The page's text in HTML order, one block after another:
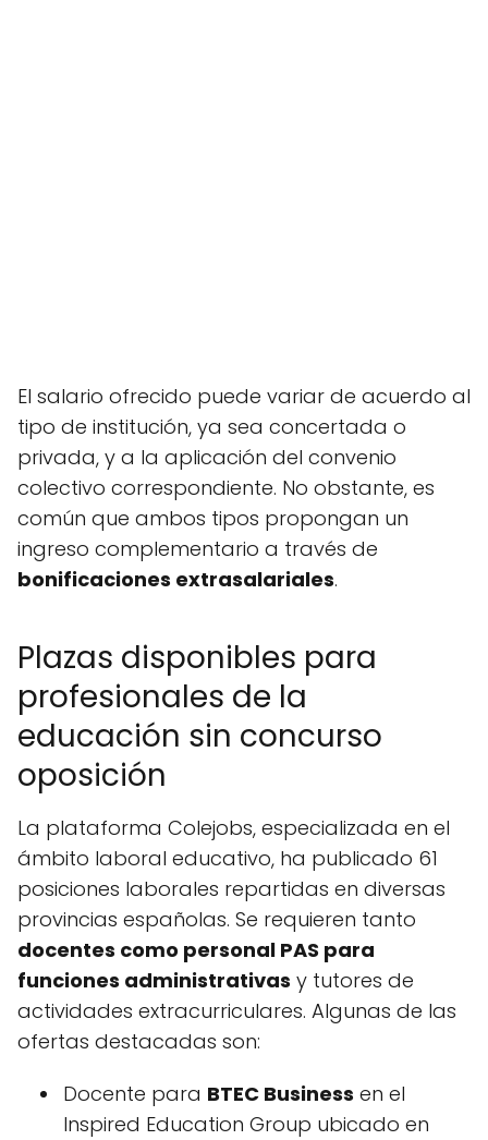
El salario ofrecido puede variar de acuerdo al
tipo de institución, ya sea concertada o
privada, y a la aplicación del convenio
colectivo correspondiente. No obstante, es
común que ambos tipos propongan un
ingreso complementario a través de
bonificaciones extrasalariales.
Plazas disponibles para
profesionales de la
educación sin concurso
oposición
La plataforma Colejobs, especializada en el
ámbito laboral educativo, ha publicado 61
posiciones laborales repartidas en diversas
provincias españolas. Se requieren tanto
docentes como personal PAS para
funciones administrativas y tutores de
actividades extracurriculares. Algunas de las
ofertas destacadas son:
Docente para BTEC Business en el
Inspired Education Group ubicado en